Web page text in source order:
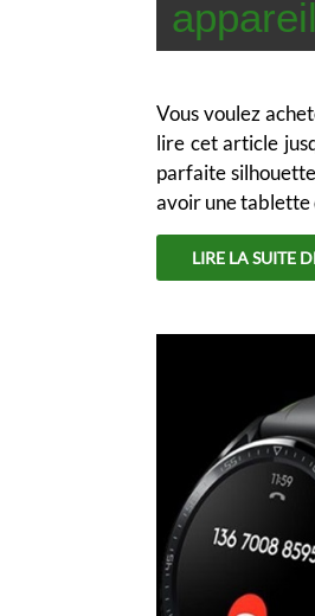
Vous voulez
lire cet article
parfaite
avoir une tablette
LIRE LA SUITE